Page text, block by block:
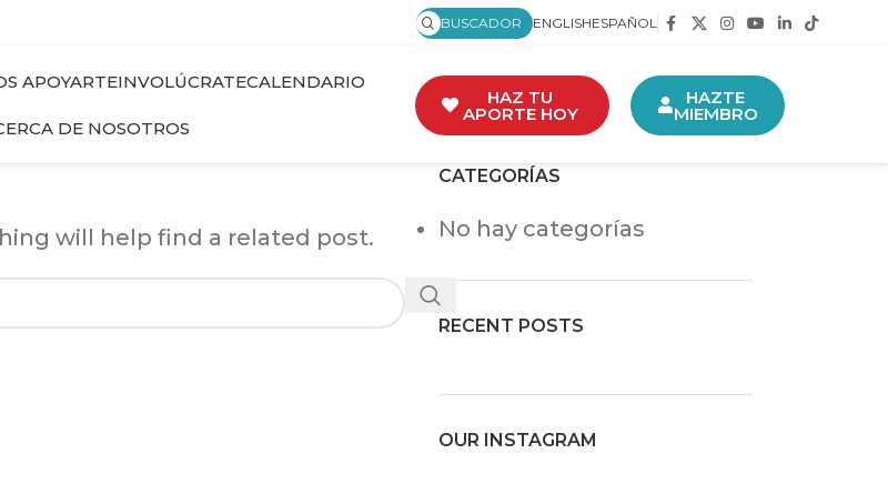
BUSCADOR ENGLISHESPAÑOL
APOYARTEINVOLÚCRATECALENDARIO
DE NOSOTROS
HAZ TU
APORTE HOY
HAZTE
MIEMBRO
will help find a related post.
CATEGORÍAS
No hay categorías
RECENT POSTS
OUR INSTAGRAM